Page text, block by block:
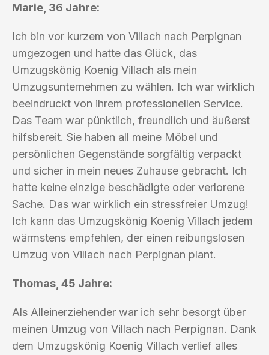
Marie, 36 Jahre:
Ich bin vor kurzem von Villach nach Perpignan
umgezogen und hatte das Glück, das
Umzugskönig Koenig Villach als mein
Umzugsunternehmen zu wählen. Ich war wirklich
beeindruckt von ihrem professionellen Service.
Das Team war pünktlich, freundlich und äußerst
hilfsbereit. Sie haben all meine Möbel und
persönlichen Gegenstände sorgfältig verpackt
und sicher in mein neues Zuhause gebracht. Ich
hatte keine einzige beschädigte oder verlorene
Sache. Das war wirklich ein stressfreier Umzug!
Ich kann das Umzugskönig Koenig Villach jedem
wärmstens empfehlen, der einen reibungslosen
Umzug von Villach nach Perpignan plant.
Thomas, 45 Jahre:
Als Alleinerziehender war ich sehr besorgt über
meinen Umzug von Villach nach Perpignan. Dank
dem Umzugskönig Koenig Villach verlief alles